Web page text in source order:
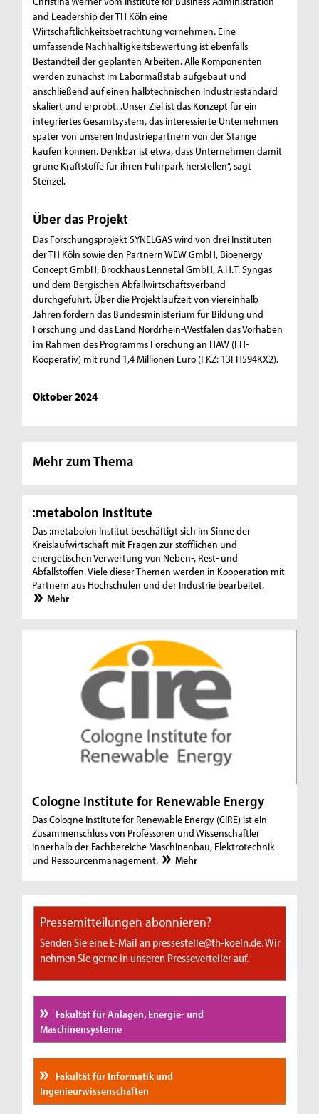
and Leadership der TH Köln eine
Wirtschaftlichkeitsbetrachtung vornehmen. Eine
umfassende Nachhaltigkeitsbewertung ist ebenfalls
Bestandteil der geplanten Arbeiten. Alle Komponenten
werden zunächst im Labormaßstab aufgebaut und
anschließend auf einen halbtechnischen Industriestandard
skaliert und erprobt. „Unser Ziel ist das Konzept für ein
integriertes Gesamtsystem, das interessierte Unternehmen
später von unseren Industriepartnern von der Stange
kaufen können. Denkbar ist etwa, dass Unternehmen damit
grüne Kraftstoffe für ihren Fuhrpark herstellen“, sagt
Stenzel.
Über das Projekt
Das Forschungsprojekt SYNELGAS wird von drei Instituten
der TH Köln sowie den Partnern WEW GmbH, Bioenergy
Concept GmbH, Brockhaus Lennetal GmbH, A.H.T. Syngas
und dem Bergischen Abfallwirtschaftsverband
durchgeführt. Über die Projektlaufzeit von viereinhalb
Jahren fördern das Bundesministerium für Bildung und
Forschung und das Land Nordrhein-Westfalen das Vorhaben
im Rahmen des Programms Forschung an HAW (FH-
Kooperativ) mit rund 1,4 Millionen Euro (FKZ: 13FH594KX2).
Oktober 2024
Mehr zum Thema
:metabolon Institute
Das :metabolon Institut beschäftigt sich im Sinne der
Kreislaufwirtschaft mit Fragen zur stofflichen und
energetischen Verwertung von Neben-, Rest- und
Abfallstoffen. Viele dieser Themen werden in Kooperation mit
Partnern aus Hochschulen und der Industrie bearbeitet.
Mehr
Cologne Institute for Renewable Energy
Das Cologne Institute for Renewable Energy (CIRE) ist ein
Zusammenschluss von Professoren und Wissenschaftler
innerhalb der Fachbereiche Maschinenbau, Elektrotechnik
und Ressourcenmanagement.
Mehr
Pressemitteilungen abonnieren?
Senden Sie eine E-Mail an pressestelle@th-koeln.de. Wir
nehmen Sie gerne in unseren Presseverteiler auf.
Fakultät für Anlagen, Energie- und
Maschinensysteme
Fakultät für Informatik und
Ingenieurwissenschaften